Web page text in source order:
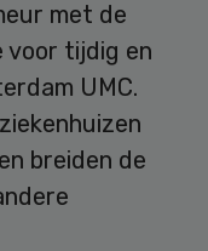
met de
voor tijdig en
UMC.
breiden de